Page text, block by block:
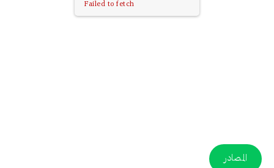
Failed to fetch
المصادر